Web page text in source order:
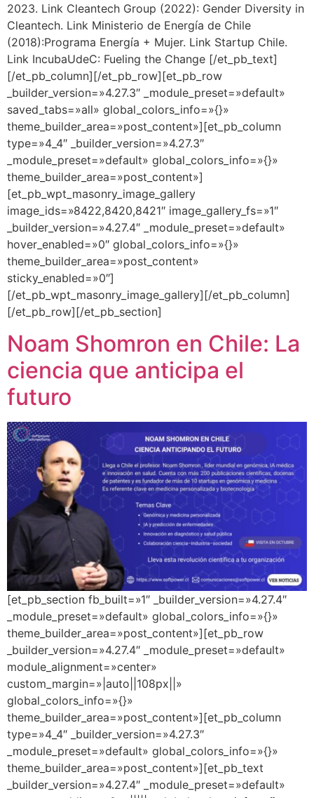
2023. Link Cleantech Group (2022): Gender Diversity in
Cleantech. Link Ministerio de Energía de Chile
(2018):Programa Energía + Mujer. Link Startup Chile.
Link IncubaUdeC: Fueling the Change [/et_pb_text]
[/et_pb_column][/et_pb_row][et_pb_row
_builder_version=»4.27.3″ _module_preset=»default»
saved_tabs=»all» global_colors_info=»{}»
theme_builder_area=»post_content»][et_pb_column
type=»4_4″ _builder_version=»4.27.3″
_module_preset=»default» global_colors_info=»{}»
theme_builder_area=»post_content»]
[et_pb_wpt_masonry_image_gallery
image_ids=»8422,8420,8421″ image_gallery_fs=»1″
_builder_version=»4.27.4″ _module_preset=»default»
hover_enabled=»0″ global_colors_info=»{}»
theme_builder_area=»post_content»
sticky_enabled=»0″]
[/et_pb_wpt_masonry_image_gallery][/et_pb_column]
[/et_pb_row][/et_pb_section]
Noam Shomron en Chile: La
ciencia que anticipa el
futuro
[et_pb_section fb_built=»1″ _builder_version=»4.27.4″
_module_preset=»default» global_colors_info=»{}»
theme_builder_area=»post_content»][et_pb_row
_builder_version=»4.27.4″ _module_preset=»default»
module_alignment=»center»
custom_margin=»|auto||108px||»
global_colors_info=»{}»
theme_builder_area=»post_content»][et_pb_column
type=»4_4″ _builder_version=»4.27.3″
_module_preset=»default» global_colors_info=»{}»
theme_builder_area=»post_content»][et_pb_text
_builder_version=»4.27.4″ _module_preset=»default»